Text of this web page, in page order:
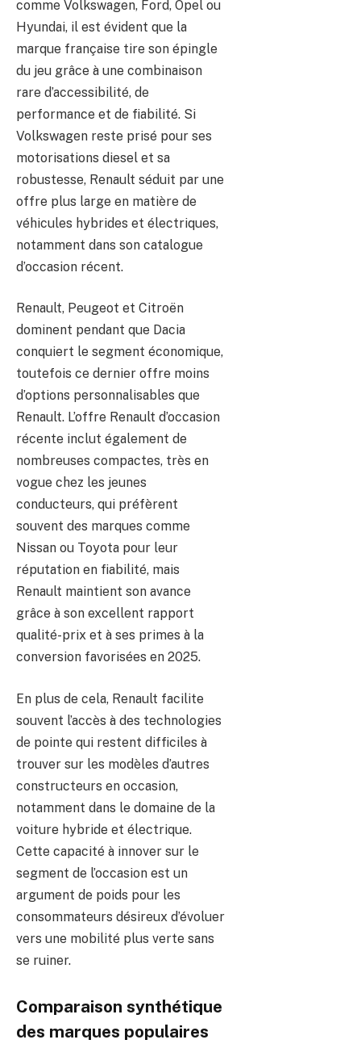
comme Volkswagen, Ford, Opel ou
Hyundai, il est évident que la
marque française tire son épingle
du jeu grâce à une combinaison
rare d’accessibilité, de
performance et de fiabilité. Si
Volkswagen reste prisé pour ses
motorisations diesel et sa
robustesse, Renault séduit par une
offre plus large en matière de
véhicules hybrides et électriques,
notamment dans son catalogue
d’occasion récent.
Renault, Peugeot et Citroën
dominent pendant que Dacia
conquiert le segment économique,
toutefois ce dernier offre moins
d’options personnalisables que
Renault. L’offre Renault d’occasion
récente inclut également de
nombreuses compactes, très en
vogue chez les jeunes
conducteurs, qui préfèrent
souvent des marques comme
Nissan ou Toyota pour leur
réputation en fiabilité, mais
Renault maintient son avance
grâce à son excellent rapport
qualité-prix et à ses primes à la
conversion favorisées en 2025.
En plus de cela, Renault facilite
souvent l’accès à des technologies
de pointe qui restent difficiles à
trouver sur les modèles d’autres
constructeurs en occasion,
notamment dans le domaine de la
voiture hybride et électrique.
Cette capacité à innover sur le
segment de l’occasion est un
argument de poids pour les
consommateurs désireux d’évoluer
vers une mobilité plus verte sans
se ruiner.
Comparaison synthétique
des marques populaires